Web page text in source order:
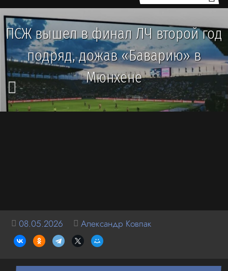
ПСЖ вышел в финал ЛЧ второй год
подряд, дожав «Баварию» в
Мюнхене
08.05.2026 Александр Ковпак